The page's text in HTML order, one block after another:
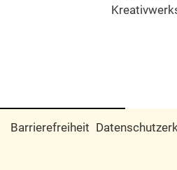
Barrierefreiheit